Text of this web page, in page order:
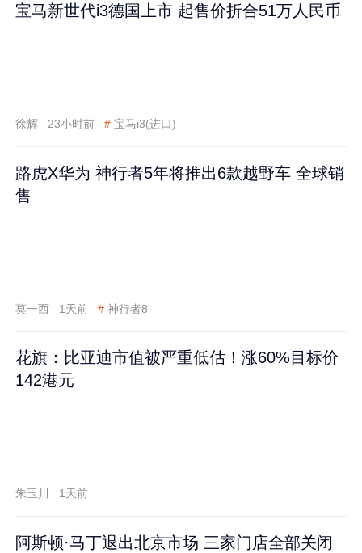
宝马新世代i3德国上市 起售价折合51万人民币
徐辉 23小时前 # 宝马i3(进口)
路虎X华为 神行者5年将推出6款越野车 全球销
售
莫一西 1天前 # 神行者8
花旗：比亚迪市值被严重低估！涨60%目标价
142港元
朱玉川 1天前
阿斯顿·马丁退出北京市场 三家门店全部关闭